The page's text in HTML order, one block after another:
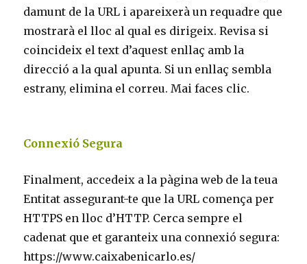
damunt de la URL i apareixerà un requadre que
mostrarà el lloc al qual es dirigeix. Revisa si
coincideix el text d’aquest enllaç amb la
direcció a la qual apunta. Si un enllaç sembla
estrany, elimina el correu. Mai faces clic.
Connexió Segura
Finalment, accedeix a la pàgina web de la teua
Entitat assegurant-te que la URL comença per
HTTPS en lloc d’HTTP. Cerca sempre el
cadenat que et garanteix una connexió segura:
https://www.caixabenicarlo.es/